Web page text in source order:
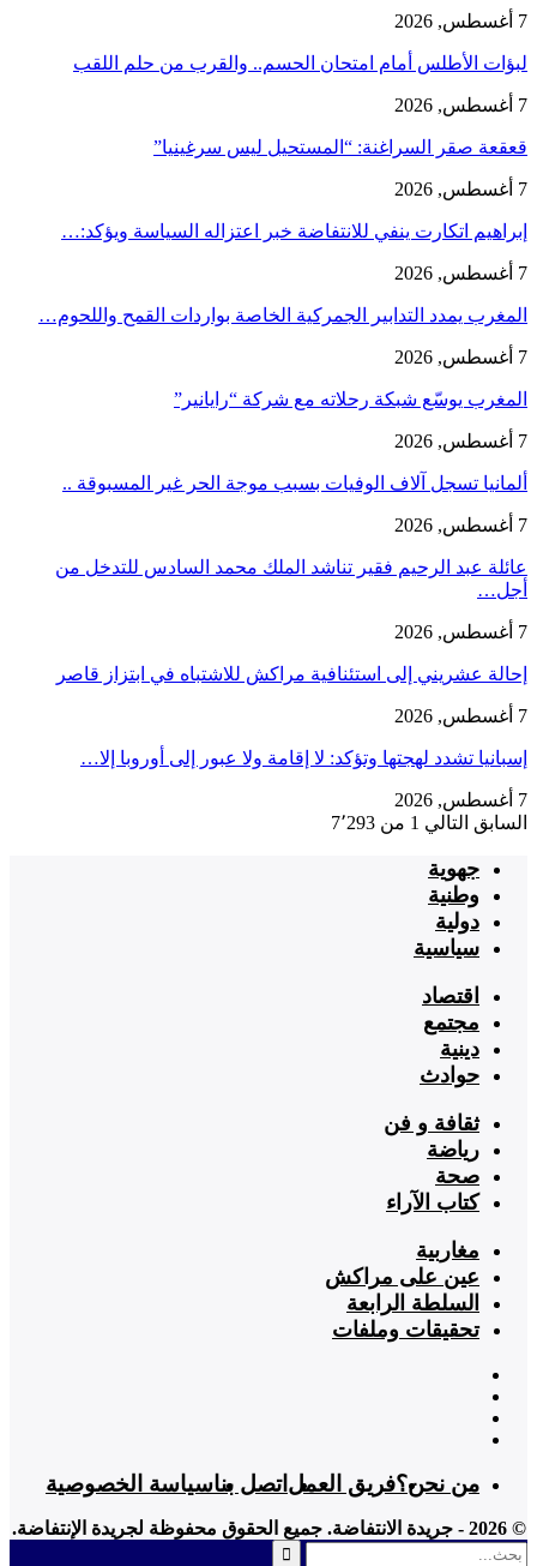
7 أغسطس, 2026
لبؤات الأطلس أمام امتحان الحسم.. والقرب من حلم اللقب
7 أغسطس, 2026
قعقعة صقر السراغنة: “المستحيل ليس سرغينيا”
7 أغسطس, 2026
إبراهيم اتكارت ينفي للانتفاضة خبر اعتزاله السياسة ويؤكد:…
7 أغسطس, 2026
المغرب يمدد التدابير الجمركية الخاصة بواردات القمح واللحوم…
7 أغسطس, 2026
المغرب يوسّع شبكة رحلاته مع شركة “رايانير”
7 أغسطس, 2026
ألمانيا تسجل آلاف الوفيات بسبب موجة الحر غير المسبوقة ..
7 أغسطس, 2026
عائلة عبد الرحيم فقير تناشد الملك محمد السادس للتدخل من
أجل…
7 أغسطس, 2026
إحالة عشريني إلى استئنافية مراكش للاشتباه في ابتزاز قاصر
7 أغسطس, 2026
إسبانيا تشدد لهجتها وتؤكد: لا إقامة ولا عبور إلى أوروبا إلا…
7 أغسطس, 2026
السابق التالي 1 من 7٬293
جهوية
وطنية
دولية
سياسية
اقتصاد
مجتمع
دينية
حوادث
ثقافة و فن
رياضة
صحة
كتاب الآراء
مغاربية
عين على مراكش
السلطة الرابعة
تحقيقات وملفات
من نحن؟فريق العمل اتصل بناسياسة الخصوصية
© 2026 - جريدة الانتفاضة. جميع الحقوق محفوظة لجريدة الإنتفاضة.